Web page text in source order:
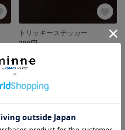
トリッキーステッカー
300円